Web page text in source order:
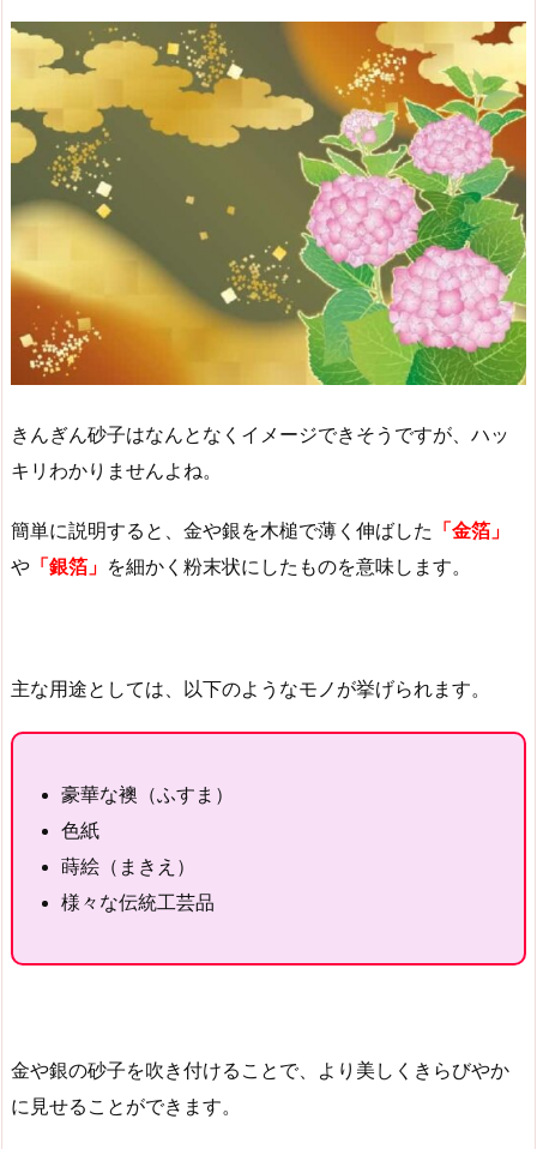
きんぎん砂子はなんとなくイメージできそうですが、ハッ
キリわかりませんよね。
簡単に説明すると、金や銀を木槌で薄く伸ばした 「金箔」
や 「銀箔」 を細かく粉末状にしたものを意味します。
主な用途としては、以下のようなモノが挙げられます。
豪華な襖（ふすま）
色紙
蒔絵（まきえ）
様々な伝統工芸品
金や銀の砂子を吹き付けることで、より美しくきらびやか
に見せることができます。